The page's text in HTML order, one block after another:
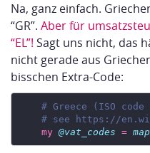
Na, ganz einfach.
“GR”. Aber für
“EL”! Sagt uns nicht, das
nicht gerade aus
bisschen Extra-Code:
# Greece (ISO
# see https://
my @vat_codes = map